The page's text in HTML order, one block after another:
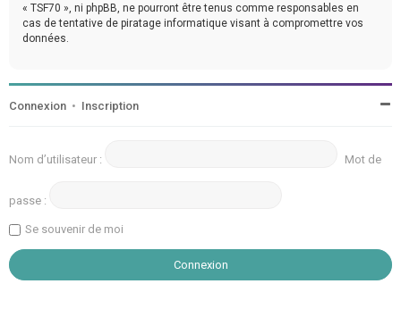
« TSF70 », ni phpBB, ne pourront être tenus comme responsables en
cas de tentative de piratage informatique visant à compromettre vos
données.
Connexion • Inscription
Nom d’utilisateur : Mot de
passe :
Se souvenir de moi